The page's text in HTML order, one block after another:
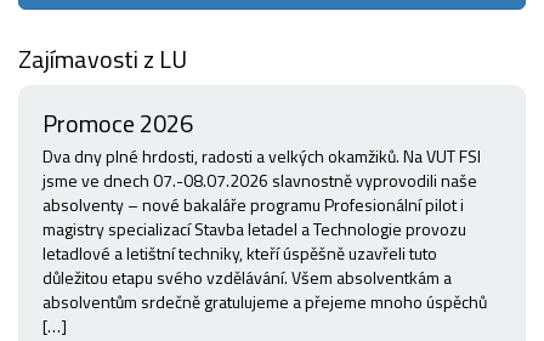
Zajímavosti z LU
Promoce 2026
Dva dny plné hrdosti, radosti a velkých okamžiků. Na VUT FSI
jsme ve dnech 07.-08.07.2026 slavnostně vyprovodili naše
absolventy – nové bakaláře programu Profesionální pilot i
magistry specializací Stavba letadel a Technologie provozu
letadlové a letištní techniky, kteří úspěšně uzavřeli tuto
důležitou etapu svého vzdělávání. Všem absolventkám a
absolventům srdečně gratulujeme a přejeme mnoho úspěchů
[…]